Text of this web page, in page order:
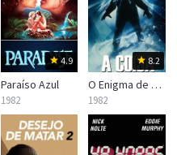
4.9
Paraíso Azul
1982
8.2
O Enigma de Outro Mundo
1982